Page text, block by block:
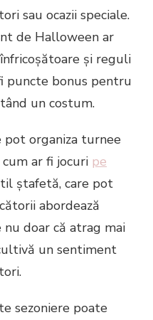
sau ocazii speciale.
de Halloween ar
și reguli
puncte bonus pentru
un costum.
organiza turnee
ar fi jocuri pe
ștafetă, care pot
abordează
doar că atrag mai
un sentiment
sezoniere poate